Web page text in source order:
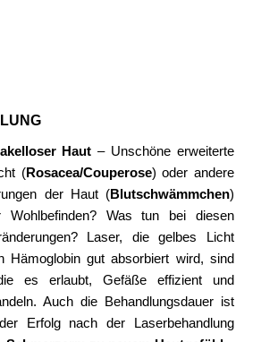
Haut– Unschöne erweiterte
(Rosacea/Couperose) oder andere
der Haut (Blutschwämmchen)
Wohlbefinden? Was tun bei diesen
Laser, die gelbes Licht
Hämoglobin gut absorbiert wird, sind
es erlaubt, Gefäße effizient und
Auch die Behandlungsdauer ist
Erfolg nach der Laserbehandlung